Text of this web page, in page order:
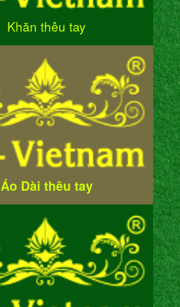
Khăn thêu tay
Áo Dài thêu tay